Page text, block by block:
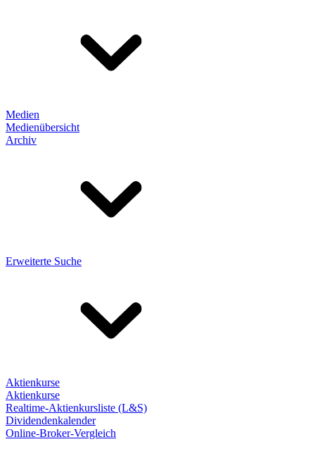
Medien
Medienübersicht
Archiv
Erweiterte Suche
Aktienkurse
Aktienkurse
Realtime-Aktienkursliste (L&S)
Dividendenkalender
Online-Broker-Vergleich